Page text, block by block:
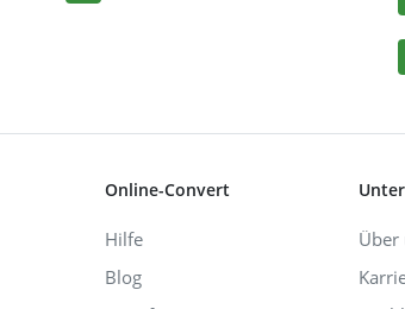
Online-Convert
Hilfe
Blog
Über